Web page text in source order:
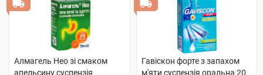
Алмагель Нео зі смаком
апельсину суспензія
Гавіскон форте з запахом
м'яти суспензія оральна 20